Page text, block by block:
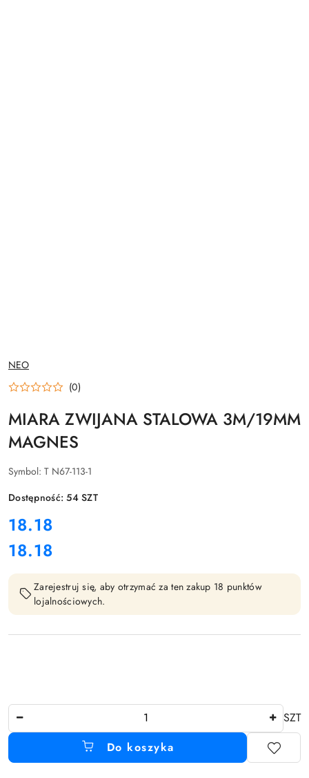
NAZWA
PRODUCENTA:
NEO
(0)
MIARA ZWIJANA STALOWA 3M/19MM
MAGNES
Symbol: T N67-113-1
Dostępność:54SZT
cena:
18.18
Cena:
18.18
Zarejestruj się, aby otrzymać za ten zakup 18 punktów
lojalnościowych.
SZT
Do koszyka